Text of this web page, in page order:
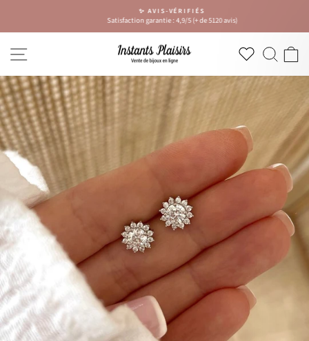
contenu
Diaporama
Pause
✨ AVIS-VÉRIFIÉS
Satisfaction garantie : 4,9/5 (+ de 5120 avis)